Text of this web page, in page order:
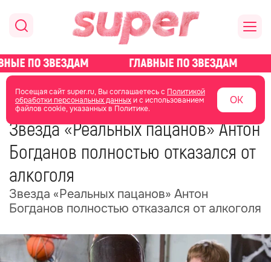
Посещая сайт super.ru, Вы соглашаетесь с Политикой
обработки персональных данныхи с использованием
файлов cookie, указанных в Политике.
ОК
главная новости о звездах новости
20 июня 16:29
Звезда «Реальных пацанов» Антон
Богданов полностью отказался от
алкоголя
Звезда «Реальных пацанов» Антон
Богданов полностью отказался от алкоголя